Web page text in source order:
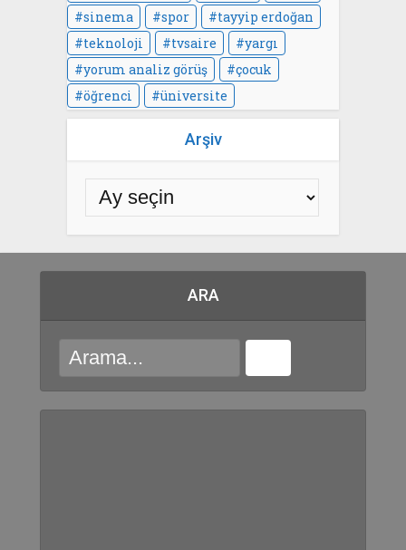
sinema
spor
tayyip erdoğan
teknoloji
tvsaire
yargı
yorum analiz görüş
çocuk
öğrenci
üniversite
Arşiv
ARA